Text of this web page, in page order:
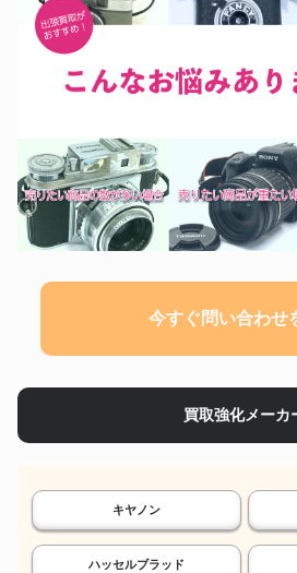
今すぐ問い合わせ
買取強化メーカ
キヤノン
ハッセルブラッド